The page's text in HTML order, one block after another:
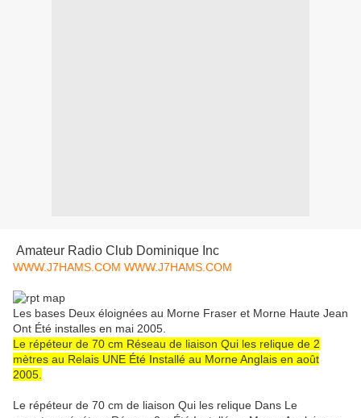
Amateur Radio Club Dominique Inc
WWW.J7HAMS.COM WWW.J7HAMS.COM
Les bases Deux éloignées au Morne Fraser et Morne Haute Jean
Ont Été installes en mai 2005.
Le répéteur de 70 cm Réseau de liaison Qui les relique de 2
mètres au Relais UNE Été Installé au Morne Anglais en août
2005.
Le répéteur de 70 cm de liaison Qui les relique Dans Le